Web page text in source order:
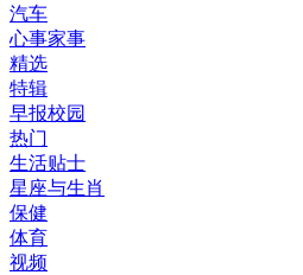
汽车
心事家事
精选
特辑
早报校园
热门
生活贴士
星座与生肖
保健
体育
视频